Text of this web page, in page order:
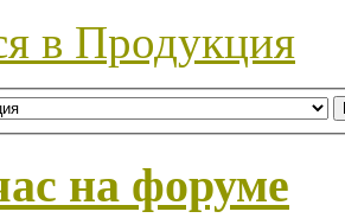
в Продукция
на форуме